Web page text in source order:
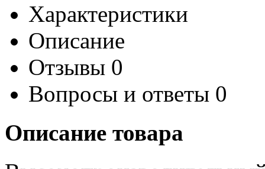
Характеристики
Описание
Отзывы 0
Вопросы и ответы 0
Описание товара